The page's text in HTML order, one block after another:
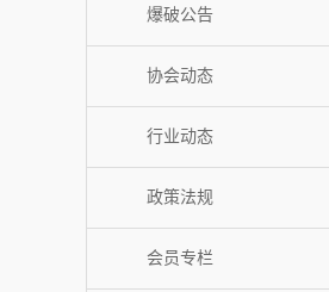
联系
爆破公告
协会动态
行业动态
政策法规
会员专栏